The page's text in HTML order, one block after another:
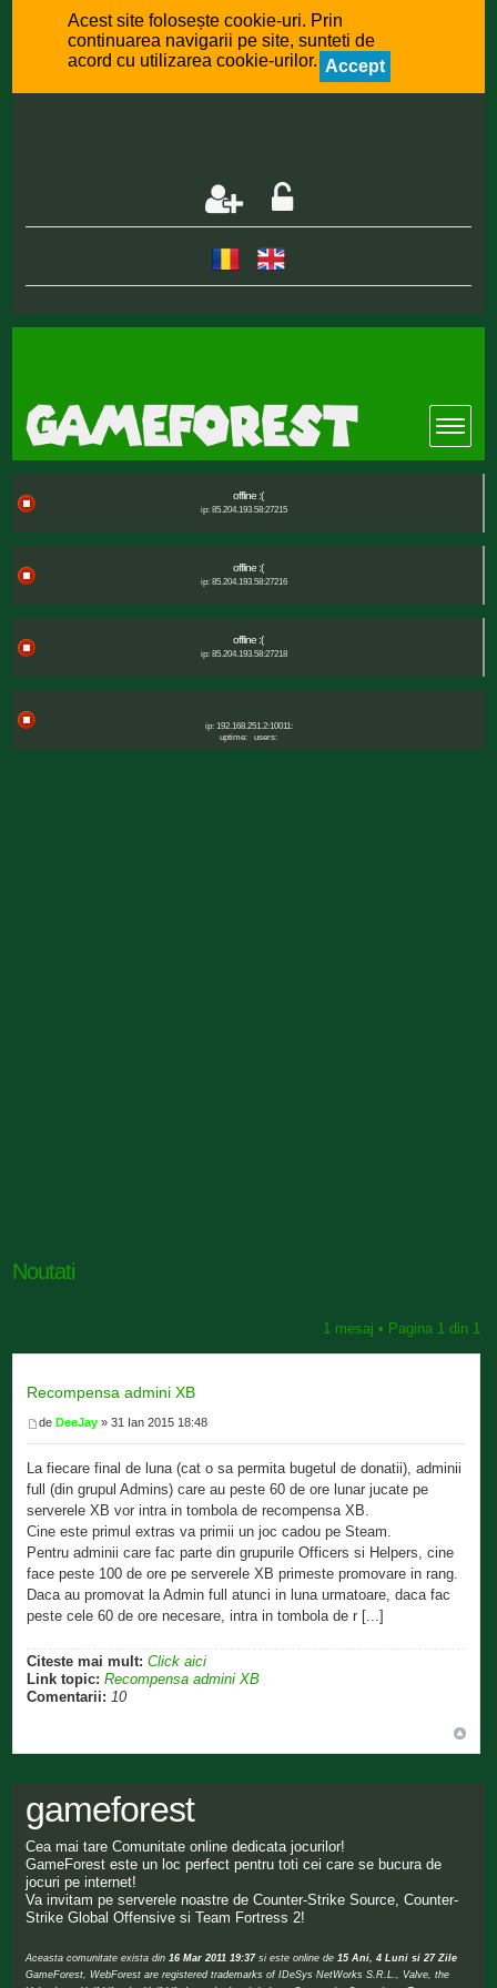
Acest site folosește cookie-uri. Prin
continuarea navigarii pe site, sunteti de
acord cu utilizarea cookie-urilor. Accept
offline :(
ip: 85.204.193.58:27215
offline :(
ip: 85.204.193.58:27216
offline :(
ip: 85.204.193.58:27218
ip: 192.168.251.2:10011:
uptime:
users:
Noutati
1 mesaj • Pagina 1din 1
Recompensa admini XB
deDeeJay » 31 Ian 2015 18:48
La fiecare final de luna (cat o sa permita bugetul de donatii), adminii
full (din grupul Admins) care au peste 60 de ore lunar jucate pe
serverele XB vor intra in tombola de recompensa XB.
Cine este primul extras va primii un joc cadou pe Steam.
Pentru adminii care fac parte din grupurile Officers si Helpers, cine
face peste 100 de ore pe serverele XB primeste promovare in rang.
Daca au promovat la Admin full atunci in luna urmatoare, daca fac
peste cele 60 de ore necesare, intra in tombola de r [...]
Citeste mai mult: Click aici
Link topic: Recompensa admini XB
Comentarii: 10
gameforest
Cea mai tare Comunitate online dedicata jocurilor!
GameForest este un loc perfect pentru toti cei care se bucura de
jocuri pe internet!
Va invitam pe serverele noastre de Counter-Strike Source, Counter-
Strike Global Offensive si Team Fortress 2!
Aceasta comunitate exista din16 Mar 2011 19:37si este online de15 Ani, 4 Luni si 27 Zile
GameForest, WebForest are registered trademarks of IDeSys NetWorks S.R.L., Valve, the